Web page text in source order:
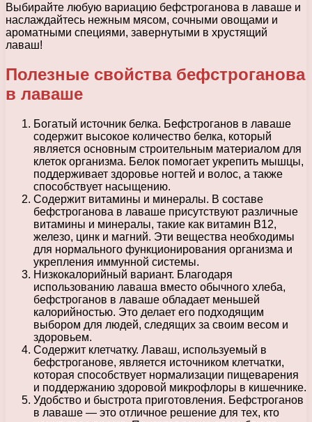
Выбирайте любую вариацию бефстроганова в лаваше и
наслаждайтесь нежным мясом, сочными овощами и
ароматными специями, завернутыми в хрустящий
лаваш!
Полезные свойства бефстроганова
в лаваше
Богатый источник белка. Бефстроганов в лаваше
содержит высокое количество белка, который
является основным строительным материалом для
клеток организма. Белок помогает укрепить мышцы,
поддерживает здоровье ногтей и волос, а также
способствует насыщению.
Содержит витамины и минералы. В составе
бефстроганова в лаваше присутствуют различные
витамины и минералы, такие как витамин В12,
железо, цинк и магний. Эти вещества необходимы
для нормального функционирования организма и
укрепления иммунной системы.
Низкокалорийный вариант. Благодаря
использованию лаваша вместо обычного хлеба,
бефстроганов в лаваше обладает меньшей
калорийностью. Это делает его подходящим
выбором для людей, следящих за своим весом и
здоровьем.
Содержит клетчатку. Лаваш, используемый в
бефстроганове, является источником клетчатки,
которая способствует нормализации пищеварения
и поддержанию здоровой микрофлоры в кишечнике.
Удобство и быстрота приготовления. Бефстроганов
в лаваше — это отличное решение для тех, кто